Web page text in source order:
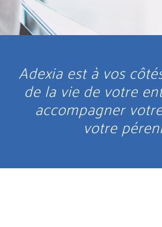
Adexia est à vos
de la vie de votre
accompagner
votre